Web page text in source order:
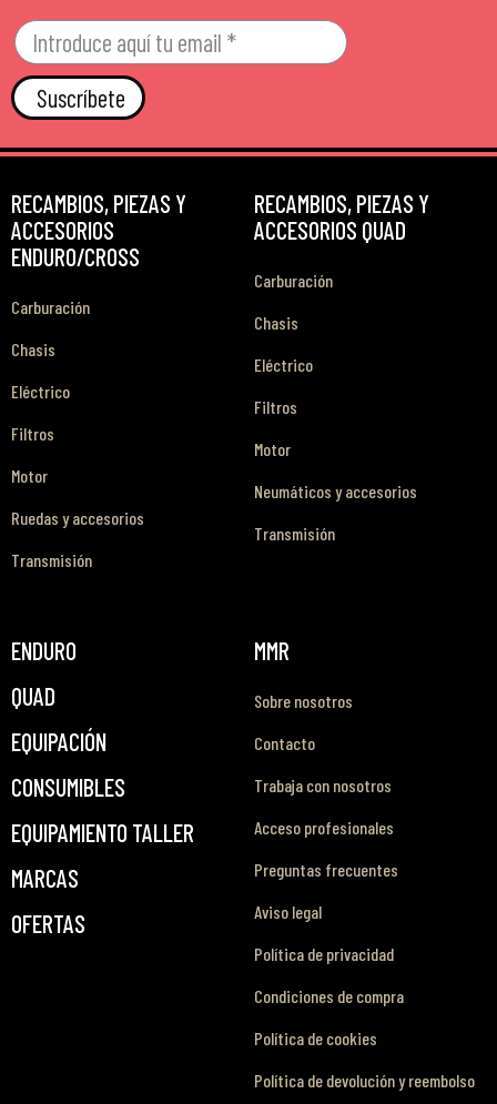
Suscríbete
RECAMBIOS, PIEZAS Y
ACCESORIOS
ENDURO/CROSS
Carburación
Chasis
Eléctrico
Filtros
Motor
Ruedas y accesorios
Transmisión
RECAMBIOS, PIEZAS Y
ACCESORIOS QUAD
Carburación
Chasis
Eléctrico
Filtros
Motor
Neumáticos y accesorios
Transmisión
ENDURO
QUAD
EQUIPACIÓN
CONSUMIBLES
EQUIPAMIENTO TALLER
MARCAS
OFERTAS
MMR
Sobre nosotros
Contacto
Trabaja con nosotros
Acceso profesionales
Preguntas frecuentes
Aviso legal
Política de privacidad
Condiciones de compra
Política de cookies
Política de devolución y reembolso